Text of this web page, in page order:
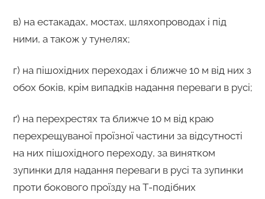
в) на естакадах, мостах, шляхопроводах і під
ними, а також у тунелях;
г) на пішохідних переходах і ближче 10 м від них з
обох боків, крім випадків надання переваги в русі;
ґ) на перехрестях та ближче 10 м від краю
перехрещуваної проїзної частини за відсутності
на них пішохідного переходу, за винятком
зупинки для надання переваги в русі та зупинки
проти бокового проїзду на Т-подібних